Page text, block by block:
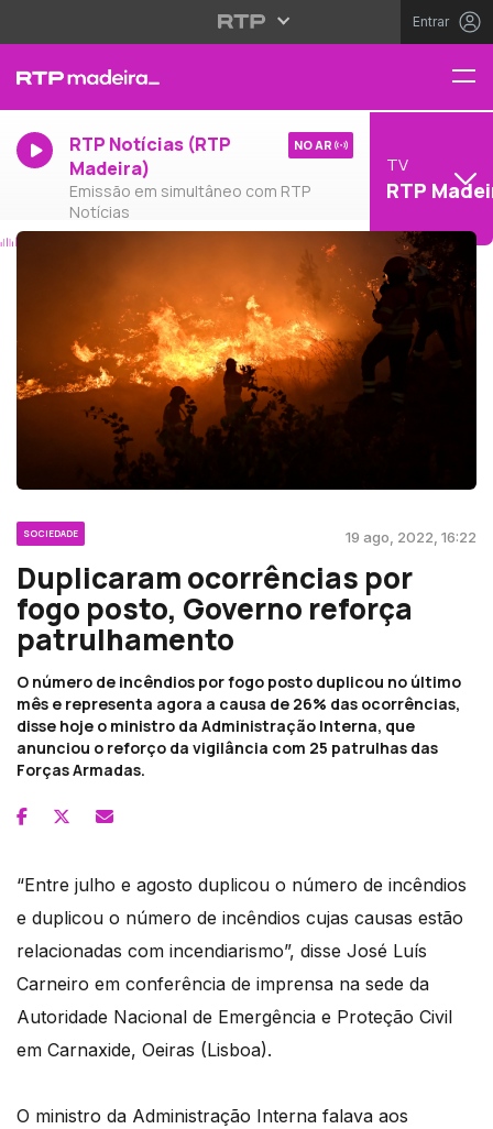
Entrar
RTP Notícias (RTP
Madeira)
Emissão em simultâneo com RTP
Notícias
NO AR
TV
RTP
SOCIEDADE 19 ago, 2022, 16:22
Duplicaram ocorrências por
fogo posto, Governo reforça
patrulhamento
O número de incêndios por fogo posto duplicou no último
mês e representa agora a causa de 26% das ocorrências,
disse hoje o ministro da Administração Interna, que
anunciou o reforço da vigilância com 25 patrulhas das
Forças Armadas.
“Entre julho e agosto duplicou o número de incêndios
e duplicou o número de incêndios cujas causas estão
relacionadas com incendiarismo”, disse José Luís
Carneiro em conferência de imprensa na sede da
Autoridade Nacional de Emergência e Proteção Civil
em Carnaxide, Oeiras (Lisboa).
O ministro da Administração Interna falava aos